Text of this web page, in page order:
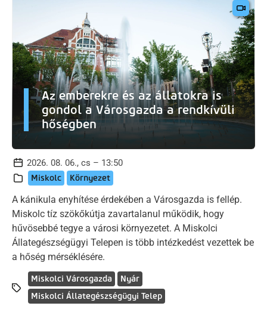
Az emberekre és az állatokra is
gondol a Városgazda a rendkívüli
hőségben
2026. 08. 06., cs – 13:50
Miskolc Környezet
A kánikula enyhítése érdekében a Városgazda is fellép.
Miskolc tíz szökőkútja zavartalanul működik, hogy
hűvösebbé tegye a városi környezetet. A Miskolci
Állategészségügyi Telepen is több intézkedést vezettek be
a hőség mérséklésére.
Miskolci Városgazda
Nyár
Miskolci Állategészségügyi Telep